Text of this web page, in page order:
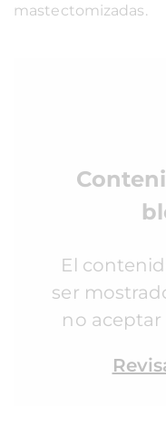
mastectomizadas.
El
ser
no aceptar